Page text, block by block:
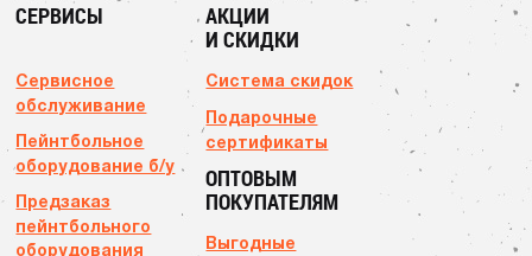
СЕРВИСЫ
Сервисное
обслуживание
Пейнтбольное
оборудование б/у
Предзаказ
пейнтбольного
оборудования
АКЦИИ
И СКИДКИ
Система скидок
Подарочные
сертификаты
ОПТОВЫМ
ПОКУПАТЕЛЯМ
Выгодные